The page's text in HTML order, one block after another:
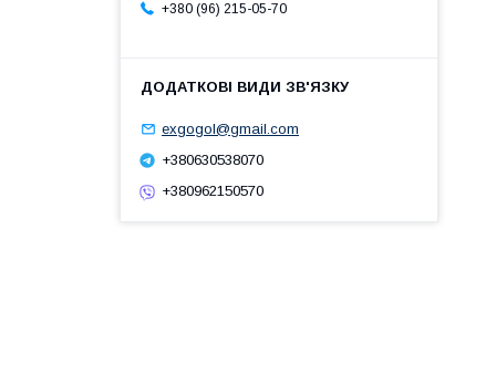
+380 (96) 215-05-70
exgogol@gmail.com
+380630538070
+380962150570